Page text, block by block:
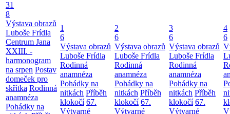
31
8
Výstava obrazů
Luboše Frídla
Centrum Jana
XXIII. -
harmonogram
na srpen Postav
domeček pro
skřítka Rodinná
anamnéza
Pohádky na
1
6
Výstava obrazů
Luboše Frídla
Rodinná
anamnéza
Pohádky na
nitkách Příběh
klokočí 67.
Výtvarné
2
6
Výstava obrazů
Luboše Frídla
Rodinná
anamnéza
Pohádky na
nitkách Příběh
klokočí 67.
Výtvarné
3
6
Výstava obrazů
Luboše Frídla
Rodinná
anamnéza
Pohádky na
nitkách Příběh
klokočí 67.
Výtvarné
4
6